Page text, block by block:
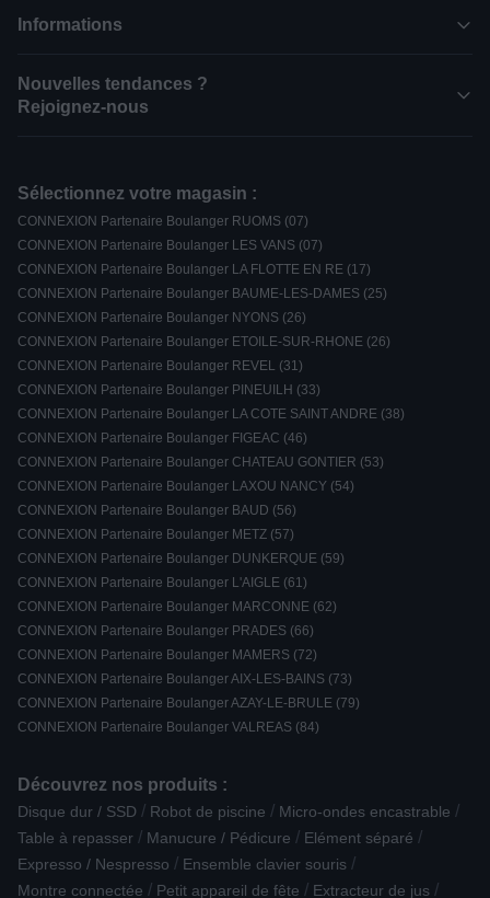
Informations
Nouvelles tendances ?
Rejoignez-nous
Sélectionnez votre magasin :
CONNEXION Partenaire Boulanger RUOMS (07)
CONNEXION Partenaire Boulanger LES VANS (07)
CONNEXION Partenaire Boulanger LA FLOTTE EN RE (17)
CONNEXION Partenaire Boulanger BAUME-LES-DAMES (25)
CONNEXION Partenaire Boulanger NYONS (26)
CONNEXION Partenaire Boulanger ETOILE-SUR-RHONE (26)
CONNEXION Partenaire Boulanger REVEL (31)
CONNEXION Partenaire Boulanger PINEUILH (33)
CONNEXION Partenaire Boulanger LA COTE SAINT ANDRE (38)
CONNEXION Partenaire Boulanger FIGEAC (46)
CONNEXION Partenaire Boulanger CHATEAU GONTIER (53)
CONNEXION Partenaire Boulanger LAXOU NANCY (54)
CONNEXION Partenaire Boulanger BAUD (56)
CONNEXION Partenaire Boulanger METZ (57)
CONNEXION Partenaire Boulanger DUNKERQUE (59)
CONNEXION Partenaire Boulanger L'AIGLE (61)
CONNEXION Partenaire Boulanger MARCONNE (62)
CONNEXION Partenaire Boulanger PRADES (66)
CONNEXION Partenaire Boulanger MAMERS (72)
CONNEXION Partenaire Boulanger AIX-LES-BAINS (73)
CONNEXION Partenaire Boulanger AZAY-LE-BRULE (79)
CONNEXION Partenaire Boulanger VALREAS (84)
Découvrez nos produits :
Disque dur / SSD / Robot de piscine / Micro-ondes encastrable /
Table à repasser / Manucure / Pédicure / Elément séparé /
Expresso / Nespresso / Ensemble clavier souris /
Montre connectée / Petit appareil de fête / Extracteur de jus /